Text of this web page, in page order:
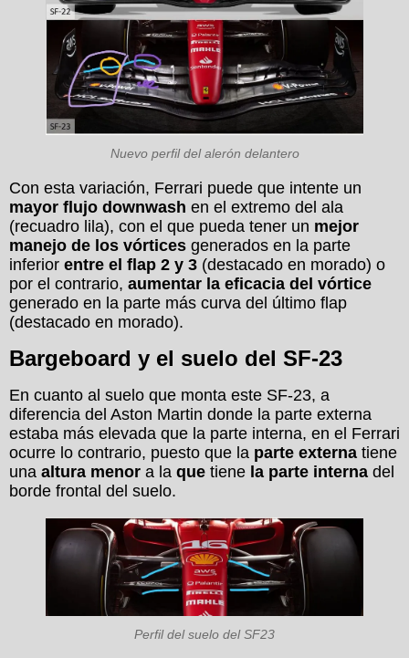
Nuevo perfil del alerón delantero
Con esta variación, Ferrari puede que intente un
mayor flujo downwash en el extremo del ala
(recuadro lila), con el que pueda tener un mejor
manejo de los vórtices generados en la parte
inferior entre el flap 2 y 3 (destacado en morado) o
por el contrario, aumentar la eficacia del vórtice
generado en la parte más curva del último flap
(destacado en morado).
Bargeboard y el suelo del SF-23
En cuanto al suelo que monta este SF-23, a
diferencia del Aston Martin donde la parte externa
estaba más elevada que la parte interna, en el Ferrari
ocurre lo contrario, puesto que la parte externa tiene
una altura menor a la que tiene la parte interna del
borde frontal del suelo.
Perfil del suelo del SF23